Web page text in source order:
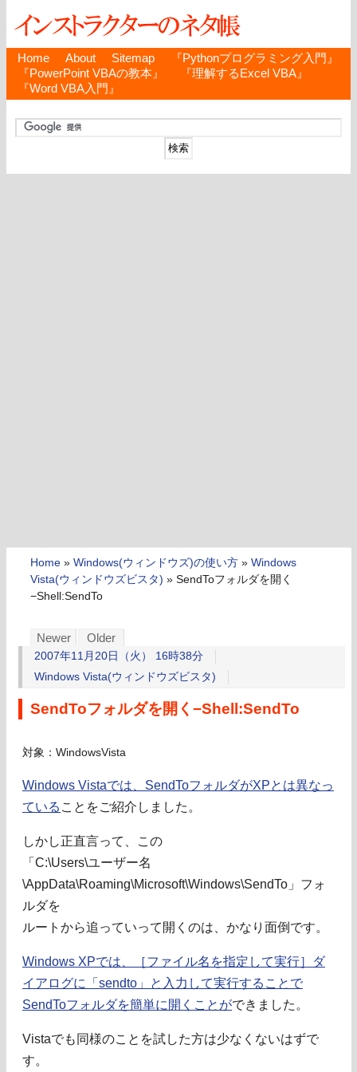
Home About Sitemap
『Pythonプログラミング入門』
『PowerPoint VBAの教本』
『理解するExcel VBA』
『Word VBA入門』
Home » Windows(ウィンドウズ)の使い方 » Windows
Vista(ウィンドウズビスタ) » SendToフォルダを開く
−Shell:SendTo
Newer Older
2007年11月20日（火） 16時38分
Windows Vista(ウィンドウズビスタ)
SendToフォルダを開く−Shell:SendTo
対象：WindowsVista
Windows Vistaでは、SendToフォルダがXPとは異なっ
ている ことをご紹介しました。
しかし正直言って、この
「C:\Users\ユーザー名
\AppData\Roaming\Microsoft\Windows\SendTo」フォ
ルダを
ルートから追っていって開くのは、かなり面倒です。
Windows XPでは、［ファイル名を指定して実行］ダ
イアログに「sendto」と入力して実行することで
SendToフォルダを簡単に開くことができました。
Vistaでも同様のことを試した方は少なくないはずで
す。